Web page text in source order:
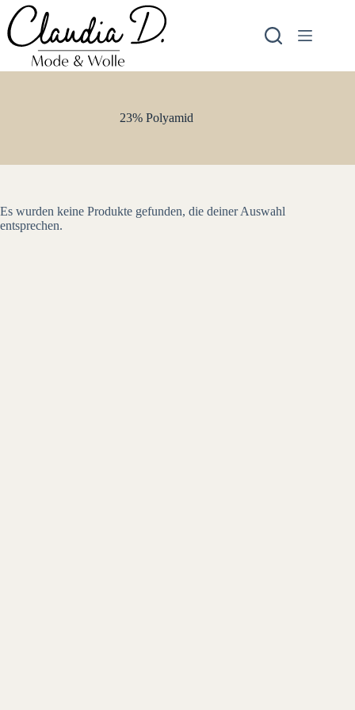
Zum
Inhalt
springen
23% Polyamid
Es wurden keine Produkte gefunden, die deiner Auswahl
entsprechen.